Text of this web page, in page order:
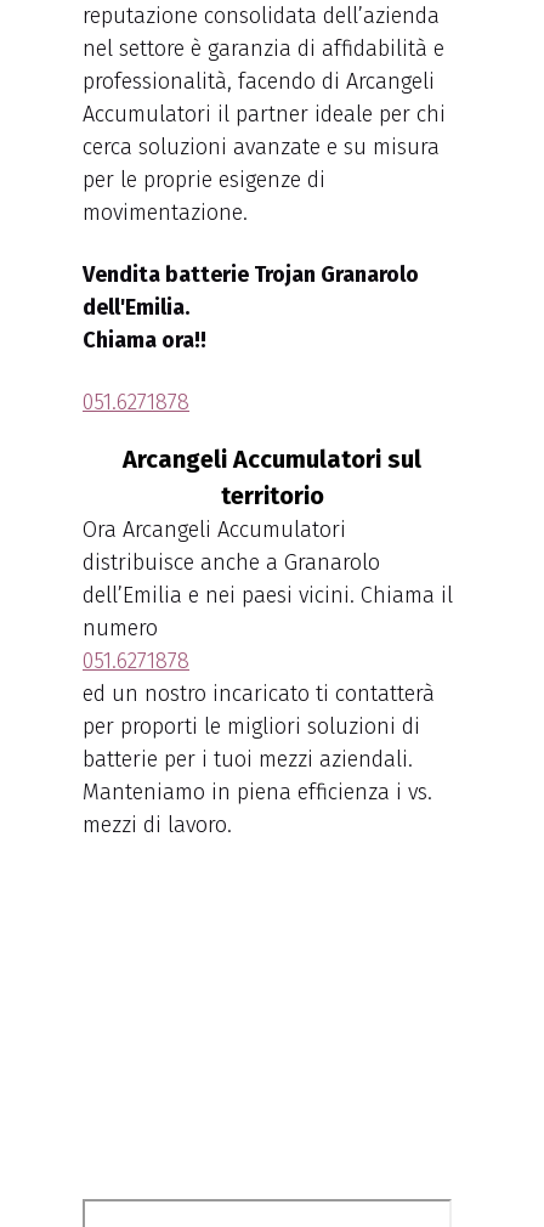
reputazione consolidata dell’azienda
nel settore è garanzia di affidabilità e
professionalità, facendo di Arcangeli
Accumulatori il partner ideale per chi
cerca soluzioni avanzate e su misura
per le proprie esigenze di
movimentazione.
Vendita batterie Trojan Granarolo
dell'Emilia.
Chiama ora!!
051.6271878
Arcangeli Accumulatori sul
territorio
Ora Arcangeli Accumulatori
distribuisce anche a Granarolo
dell’Emilia e nei paesi vicini. Chiama il
numero
051.6271878
ed un nostro incaricato ti contatterà
per proporti le migliori soluzioni di
batterie per i tuoi mezzi aziendali.
Manteniamo in piena efficienza i vs.
mezzi di lavoro.